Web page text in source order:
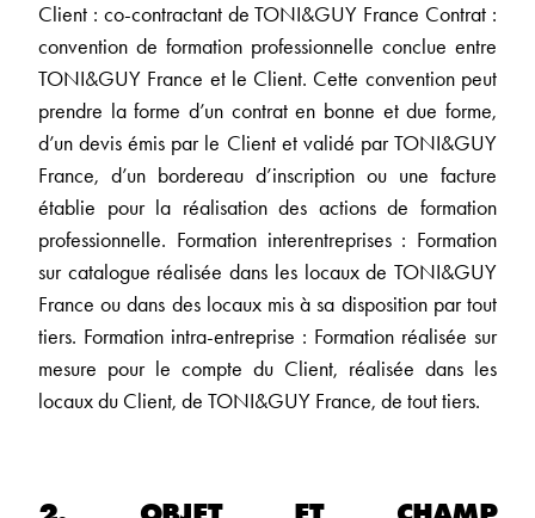
Client : co-contractant de TONI&GUY France Contrat :
convention de formation professionnelle conclue entre
TONI&GUY France et le Client. Cette convention peut
prendre la forme d’un contrat en bonne et due forme,
d’un devis émis par le Client et validé par TONI&GUY
France, d’un bordereau d’inscription ou une facture
établie pour la réalisation des actions de formation
professionnelle. Formation interentreprises : Formation
sur catalogue réalisée dans les locaux de TONI&GUY
France ou dans des locaux mis à sa disposition par tout
tiers. Formation intra-entreprise : Formation réalisée sur
mesure pour le compte du Client, réalisée dans les
locaux du Client, de TONI&GUY France, de tout tiers.